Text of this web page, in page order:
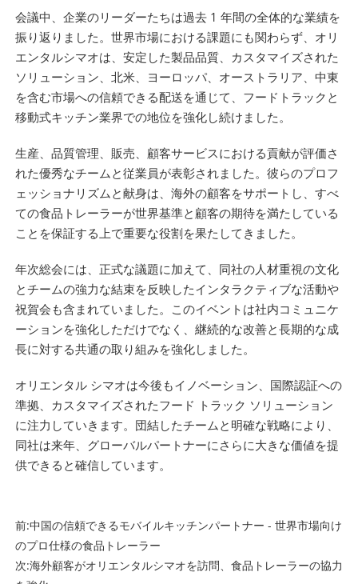
会議中、企業のリーダーたちは過去 1 年間の全体的な業績を
振り返りました。世界市場における課題にも関わらず、オリ
エンタルシマオは、安定した製品品質、カスタマイズされた
ソリューション、北米、ヨーロッパ、オーストラリア、中東
を含む市場への信頼できる配送を通じて、フードトラックと
移動式キッチン業界での地位を強化し続けました。
生産、品質管理、販売、顧客サービスにおける貢献が評価さ
れた優秀なチームと従業員が表彰されました。彼らのプロフ
ェッショナリズムと献身は、海外の顧客をサポートし、すべ
ての食品トレーラーが世界基準と顧客の期待を満たしている
ことを保証する上で重要な役割を果たしてきました。
年次総会には、正式な議題に加えて、同社の人材重視の文化
とチームの強力な結束を反映したインタラクティブな活動や
祝賀会も含まれていました。このイベントは社内コミュニケ
ーションを強化しただけでなく、継続的な改善と長期的な成
長に対する共通の取り組みを強化しました。
オリエンタル シマオは今後もイノベーション、国際認証への
準拠、カスタマイズされたフード トラック ソリューション
に注力していきます。団結したチームと明確な戦略により、
同社は来年、グローバルパートナーにさらに大きな価値を提
供できると確信しています。
前:中国の信頼できるモバイルキッチンパートナー - 世界市場向け
のプロ仕様の食品トレーラー
次:海外顧客がオリエンタルシマオを訪問、食品トレーラーの協力